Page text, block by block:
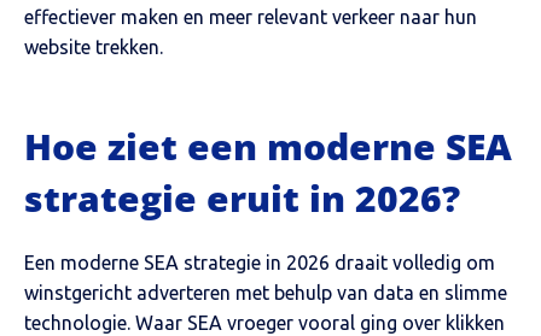
effectiever maken en meer relevant verkeer naar hun
website trekken.
Hoe ziet een moderne SEA
strategie eruit in 2026?
Een moderne SEA strategie in 2026 draait volledig om
winstgericht adverteren met behulp van data en slimme
technologie. Waar SEA vroeger vooral ging over klikken